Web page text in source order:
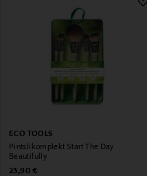
ECO TOOLS
Pintslikomplekt Start The Day
Beautifully
Original Price
23,90 €